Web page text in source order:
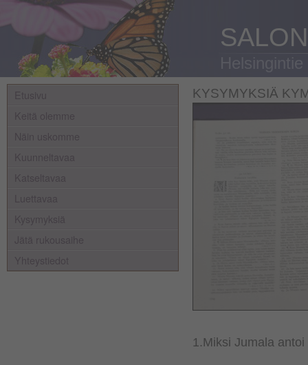
KYSYMYKSIÄ
1. Miksi Jumala